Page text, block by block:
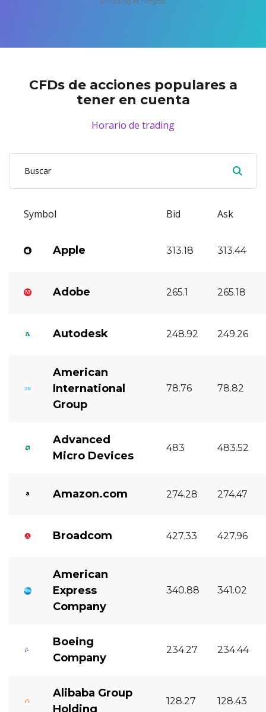
Guía de instalación de cTrader
عربى
Español
Trading is Risky.
CFDs de acciones populares a
tener en cuenta
Horario de trading
Symbol Bid Ask
Apple 313.18 313.44
Adobe 265.1 265.18
Autodesk 248.92 249.26
American
International
Group
78.76 78.82
Advanced
Micro Devices
483 483.52
Amazon.com 274.28 274.47
Broadcom 427.33 427.96
American
Express
Company
340.88 341.02
Boeing
Company
234.27 234.44
Alibaba Group
Holding
128.27 128.43